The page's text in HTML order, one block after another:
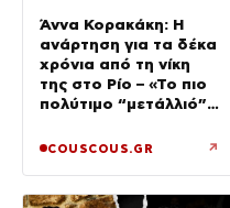
Άννα Κορακάκη: Η
ανάρτηση για τα δέκα
χρόνια από τη νίκη
της στο Ρίο – «Το πιο
πολύτιμο “μετάλλιό”
COUSCOUS.GR ↗